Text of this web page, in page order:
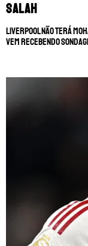
Salah
Liverpool não terá
vem recebendo